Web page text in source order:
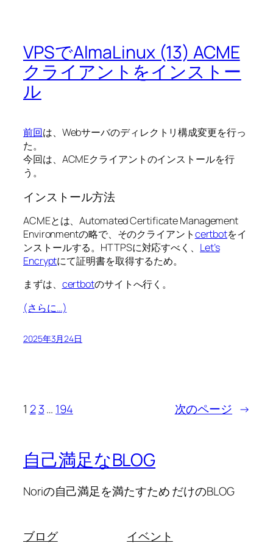
VPSでAlmaLinux (13) ACME
クライアントをインストー
ル
前回は、Webサーバのディレクトリ構成変更を行っ
た。
今回は、ACMEクライアントのインストールを行
う。
インストール方法
ACMEとは、Automated Certificate Management
Environmentの略で、そのクライアントcertbotをイ
ンストールする。HTTPSに対応すべく、 Let’s
Encryptにて証明書を取得するため。
まずは、 certbotのサイトへ行く。
(さらに…)
2025年3月24日
1 2 3… 194 次のページ →
自己満足なBLOG
Noriの自己満足を満たすため だけのBLOG
ブログ
イベント